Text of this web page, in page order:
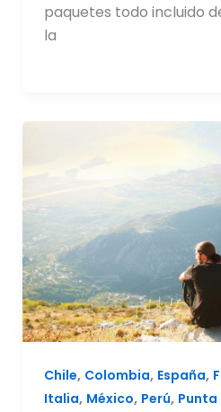
paquetes todo incluido
la
Chile, Colombia, España,
Italia, México, Perú, Punta